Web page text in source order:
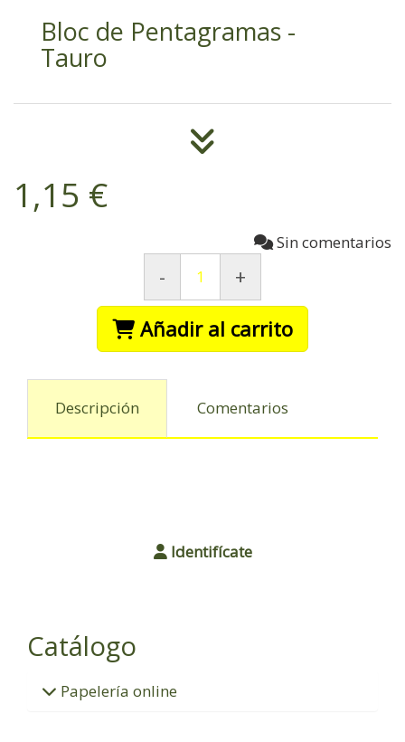
Bloc de Pentagramas -
Tauro
1,15 €
Sin comentarios
-
+
Añadir al carrito
Descripción Comentarios
Identifícate
Catálogo
Papelería online